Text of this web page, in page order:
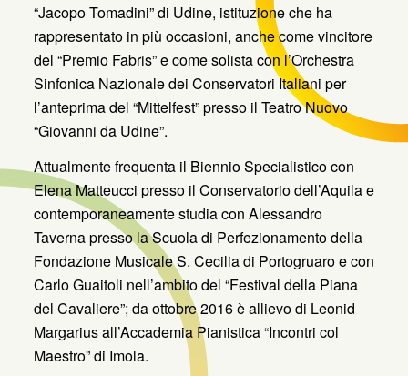
“Jacopo Tomadini” di Udine, istituzione che ha
rappresentato in più occasioni, anche come vincitore
del “Premio Fabris” e come solista con l’Orchestra
Sinfonica Nazionale dei Conservatori Italiani per
l’anteprima del “Mittelfest” presso il Teatro Nuovo
“Giovanni da Udine”.
Attualmente frequenta il Biennio Specialistico con
Elena Matteucci presso il Conservatorio dell’Aquila e
contemporaneamente studia con Alessandro
Taverna presso la Scuola di Perfezionamento della
Fondazione Musicale S. Cecilia di Portogruaro e con
Carlo Guaitoli nell’ambito del “Festival della Piana
del Cavaliere”; da ottobre 2016 è allievo di Leonid
Margarius all’Accademia Pianistica “Incontri col
Maestro” di Imola.